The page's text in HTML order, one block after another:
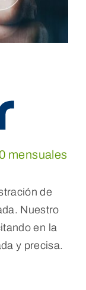
mensuales
de
Nuestro
en la
y precisa.